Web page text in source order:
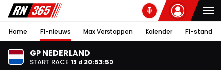
Home F1-nieuws Max Verstappen Kalender F1-stand
GP NEDERLAND
START RACE 13 d 20:53:49